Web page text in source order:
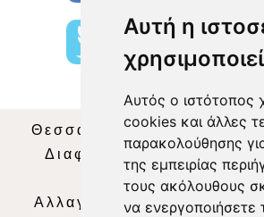
Αυτή η
Αυτός ο ιστότοπος
cookies και άλλες
παρακολούθησης
της εμπειρίας
τους ακόλουθους
να ενεργοποιήσετε
Θεσσαλία Τηλεόραση|
Διαφήμιση
| Όροι Χρήσης
Απορρήτου |
Αλλαγή Προτιμήσεων για